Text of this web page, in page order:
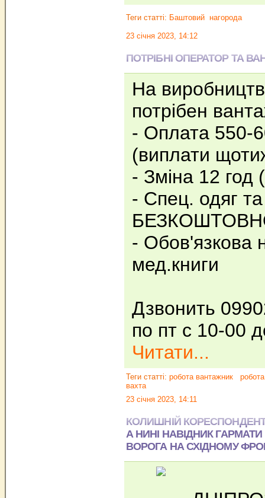
Теги статті: Баштовий нагорода
23 січня 2023, 14:12
ПОТРІБНІ ОПЕРАТОР ТА
На
потрібен
- Оплата 550-
(виплати
- Зміна 12 год
- Спец. одяг
- Обов'язкова
мед.книги
Дзвонить
по пт с 10-00
Читати...
Теги статті: робота вантажник
вахта
23 січня 2023, 14:11
КОЛИШНІЙ КОРЕСПОНДЕНТ
А НИНІ НАВІДНИК
ВОРОГА НА СХІДНОМУ